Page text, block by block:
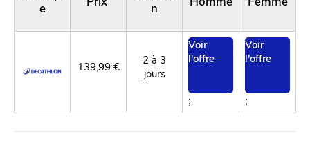
e
n
139,99 €
2 à 3
jours
Voir
l'offre
;
Voir
l'offre
;